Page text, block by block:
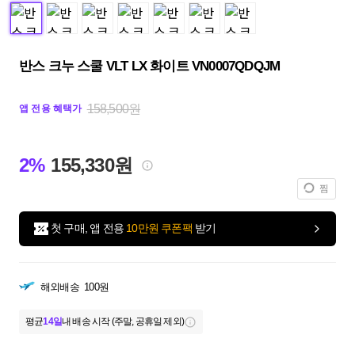
반스 크누 스쿨 VLT LX 화이트 VN0007QDQJM
앱 전용 혜택가 158,500원
2% 155,330원
찜
첫 구매, 앱 전용 10만원 쿠폰팩 받기
해외배송 100원
평균14일내 배송 시작 (주말, 공휴일 제외)